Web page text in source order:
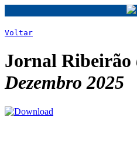
Voltar
Jornal Ribeirão
Dezembro 2025